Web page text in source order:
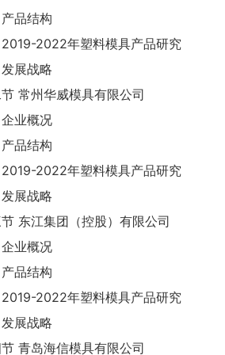
品结构
2022年塑料模具产品研究
展战略
常州华威模具有限公司
业概况
品结构
2022年塑料模具产品研究
展战略
东江集团（控股）有限公司
业概况
品结构
2022年塑料模具产品研究
展战略
青岛海信模具有限公司